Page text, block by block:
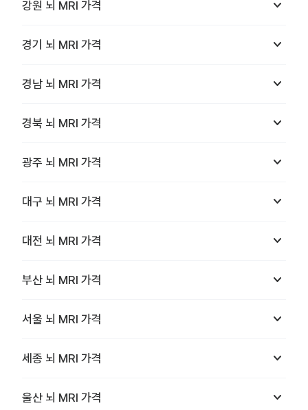
강원 뇌 MRI 가격 keyboard_arrow_down
경기 뇌 MRI 가격 keyboard_arrow_down
경남 뇌 MRI 가격 keyboard_arrow_down
경북 뇌 MRI 가격 keyboard_arrow_down
광주 뇌 MRI 가격 keyboard_arrow_down
대구 뇌 MRI 가격 keyboard_arrow_down
대전 뇌 MRI 가격 keyboard_arrow_down
부산 뇌 MRI 가격 keyboard_arrow_down
서울 뇌 MRI 가격 keyboard_arrow_down
세종 뇌 MRI 가격 keyboard_arrow_down
울산 뇌 MRI 가격 keyboard_arrow_down